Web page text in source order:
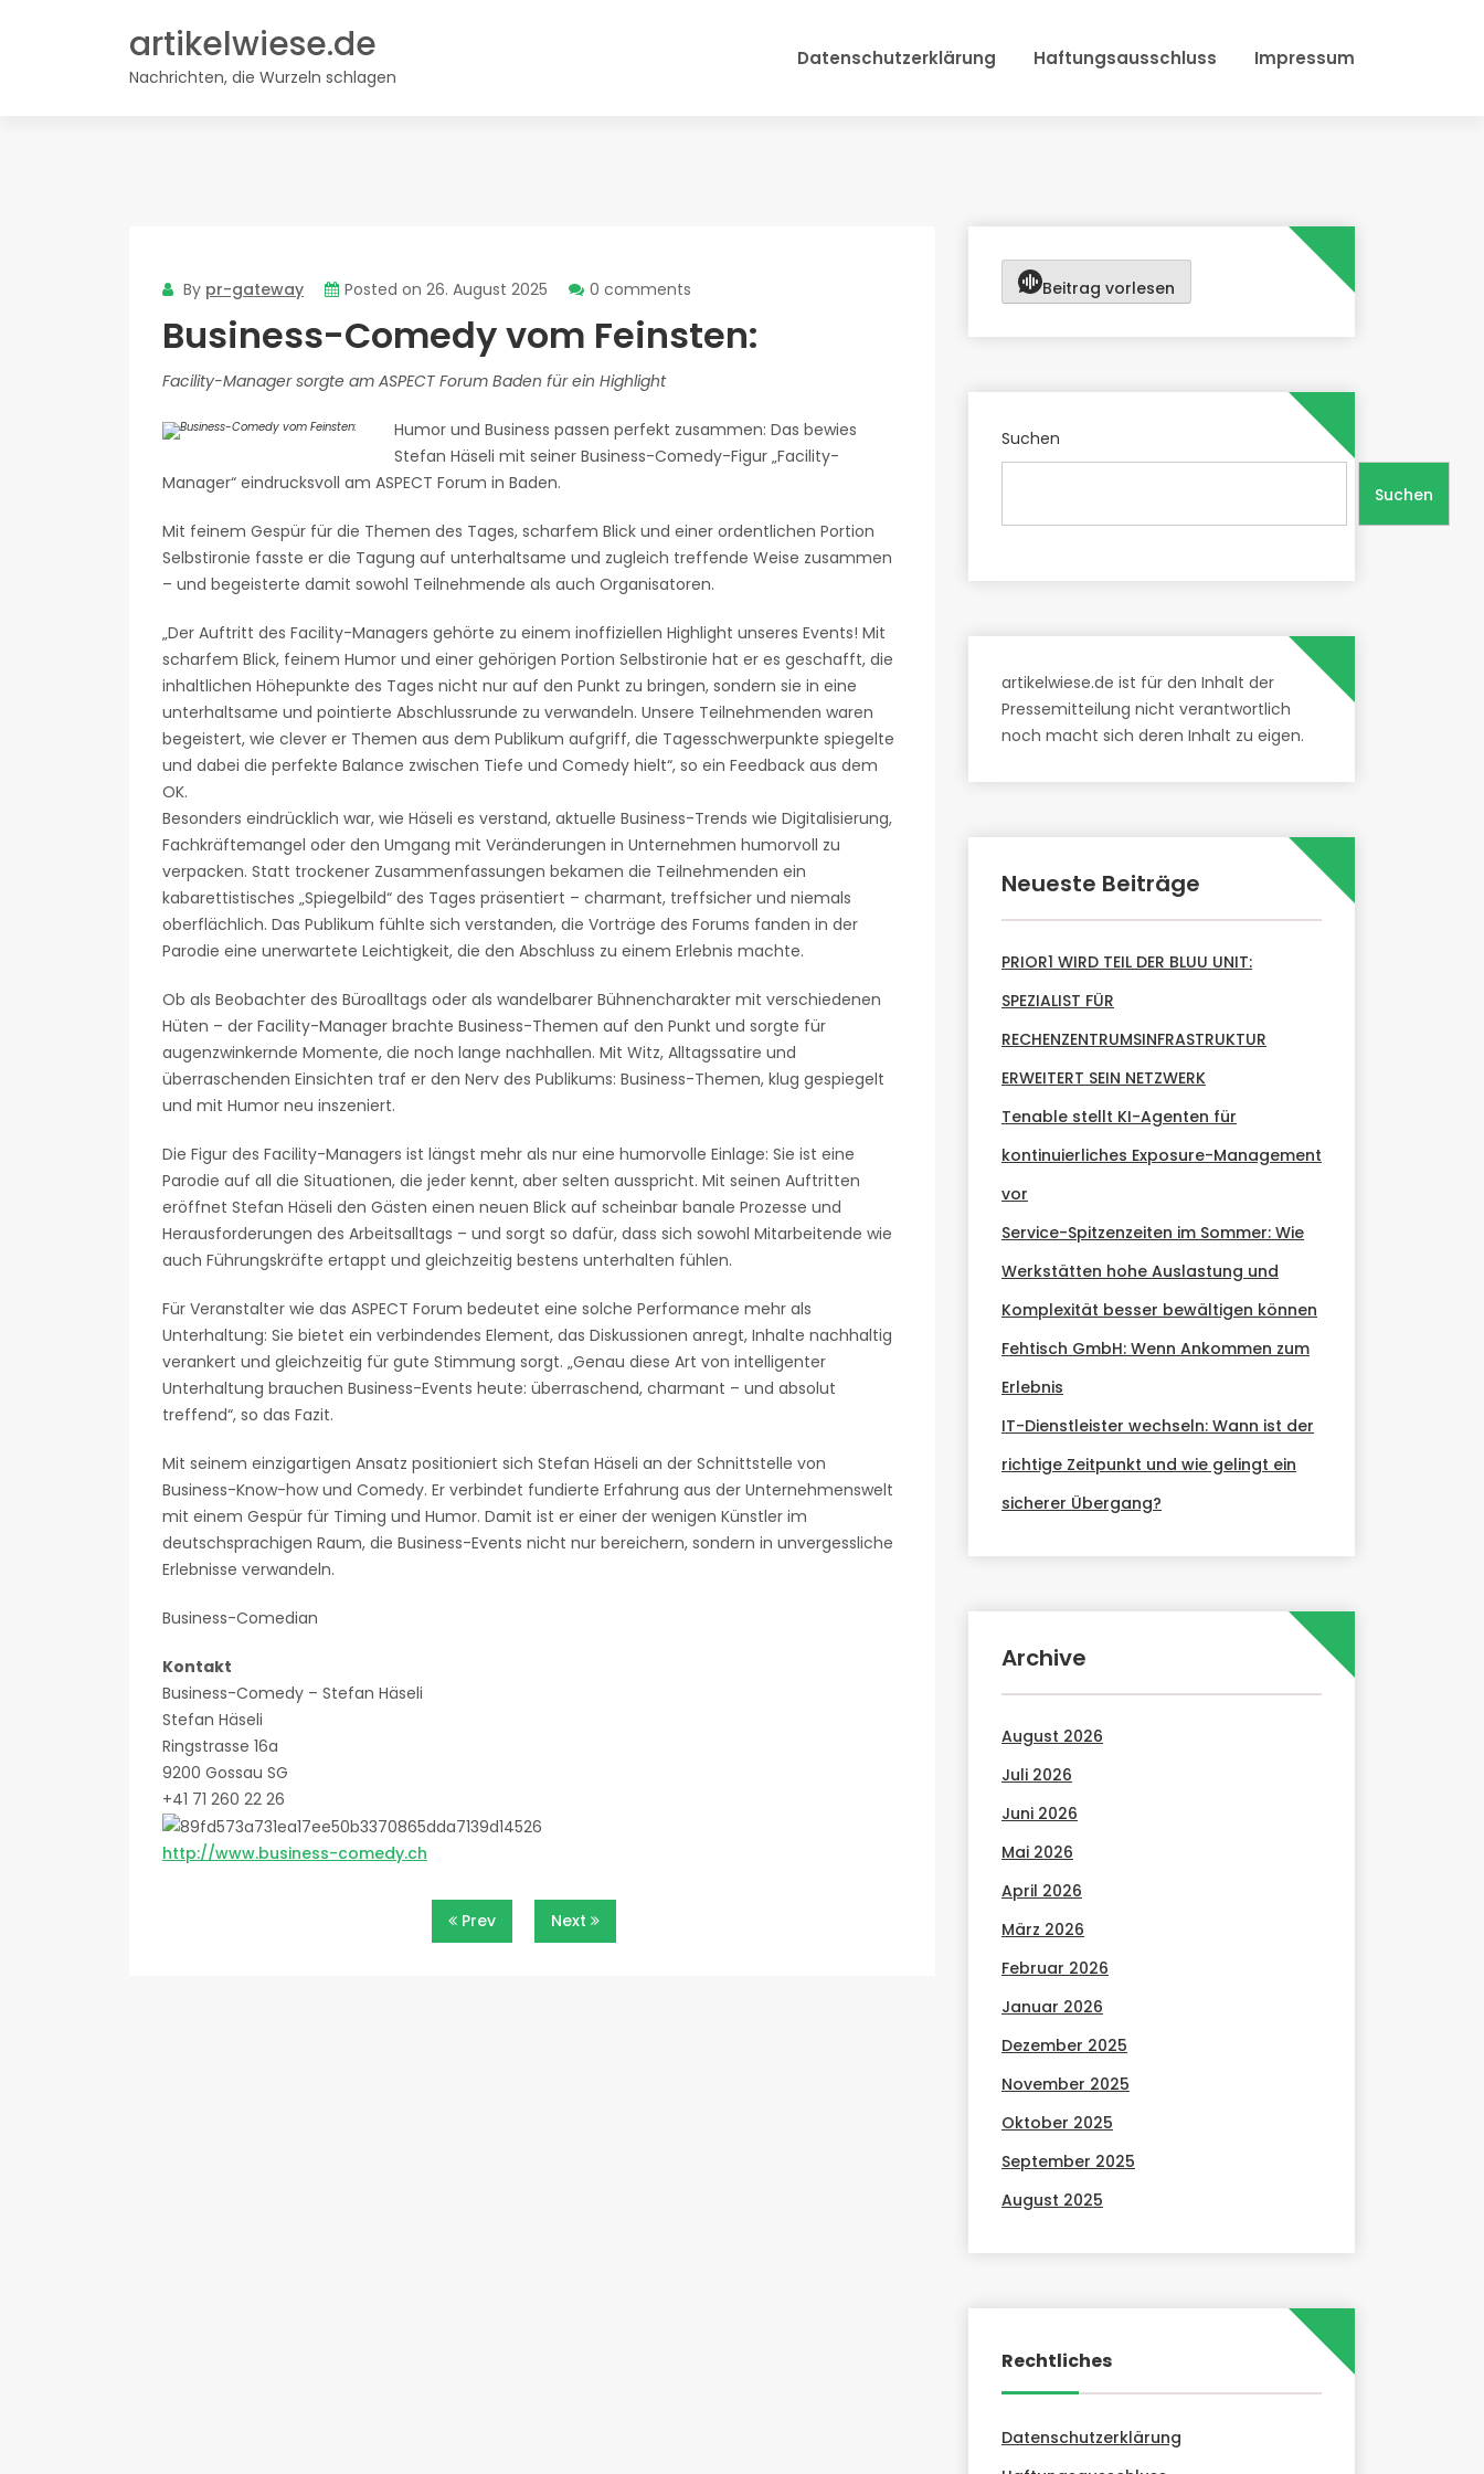
artikelwiese.de
Nachrichten, die Wurzeln schlagen
Datenschutzerklärung Haftungsausschluss Impressum
By pr-gateway Posted on 26. August 2025 0 comments
Business-Comedy vom Feinsten:
Facility-Manager sorgte am ASPECT Forum Baden für ein Highlight
Humor und Business passen perfekt zusammen: Das bewies
Stefan Häseli mit seiner Business-Comedy-Figur „Facility-
Manager“ eindrucksvoll am ASPECT Forum in Baden.
Mit feinem Gespür für die Themen des Tages, scharfem Blick und einer ordentlichen Portion
Selbstironie fasste er die Tagung auf unterhaltsame und zugleich treffende Weise zusammen
– und begeisterte damit sowohl Teilnehmende als auch Organisatoren.
„Der Auftritt des Facility-Managers gehörte zu einem inoffiziellen Highlight unseres Events! Mit
scharfem Blick, feinem Humor und einer gehörigen Portion Selbstironie hat er es geschafft, die
inhaltlichen Höhepunkte des Tages nicht nur auf den Punkt zu bringen, sondern sie in eine
unterhaltsame und pointierte Abschlussrunde zu verwandeln. Unsere Teilnehmenden waren
begeistert, wie clever er Themen aus dem Publikum aufgriff, die Tagesschwerpunkte spiegelte
und dabei die perfekte Balance zwischen Tiefe und Comedy hielt“, so ein Feedback aus dem
OK.
Besonders eindrücklich war, wie Häseli es verstand, aktuelle Business-Trends wie Digitalisierung,
Fachkräftemangel oder den Umgang mit Veränderungen in Unternehmen humorvoll zu
verpacken. Statt trockener Zusammenfassungen bekamen die Teilnehmenden ein
kabarettistisches „Spiegelbild“ des Tages präsentiert – charmant, treffsicher und niemals
oberflächlich. Das Publikum fühlte sich verstanden, die Vorträge des Forums fanden in der
Parodie eine unerwartete Leichtigkeit, die den Abschluss zu einem Erlebnis machte.
Ob als Beobachter des Büroalltags oder als wandelbarer Bühnencharakter mit verschiedenen
Hüten – der Facility-Manager brachte Business-Themen auf den Punkt und sorgte für
augenzwinkernde Momente, die noch lange nachhallen. Mit Witz, Alltagssatire und
überraschenden Einsichten traf er den Nerv des Publikums: Business-Themen, klug gespiegelt
und mit Humor neu inszeniert.
Die Figur des Facility-Managers ist längst mehr als nur eine humorvolle Einlage: Sie ist eine
Parodie auf all die Situationen, die jeder kennt, aber selten ausspricht. Mit seinen Auftritten
eröffnet Stefan Häseli den Gästen einen neuen Blick auf scheinbar banale Prozesse und
Herausforderungen des Arbeitsalltags – und sorgt so dafür, dass sich sowohl Mitarbeitende wie
auch Führungskräfte ertappt und gleichzeitig bestens unterhalten fühlen.
Für Veranstalter wie das ASPECT Forum bedeutet eine solche Performance mehr als
Unterhaltung: Sie bietet ein verbindendes Element, das Diskussionen anregt, Inhalte nachhaltig
verankert und gleichzeitig für gute Stimmung sorgt. „Genau diese Art von intelligenter
Unterhaltung brauchen Business-Events heute: überraschend, charmant – und absolut
treffend“, so das Fazit.
Mit seinem einzigartigen Ansatz positioniert sich Stefan Häseli an der Schnittstelle von
Business-Know-how und Comedy. Er verbindet fundierte Erfahrung aus der Unternehmenswelt
mit einem Gespür für Timing und Humor. Damit ist er einer der wenigen Künstler im
deutschsprachigen Raum, die Business-Events nicht nur bereichern, sondern in unvergessliche
Erlebnisse verwandeln.
Business-Comedian
Kontakt
Business-Comedy – Stefan Häseli
Stefan Häseli
Ringstrasse 16a
9200 Gossau SG
+41 71 260 22 26
http://www.business-comedy.ch
Beitragsnavigation
Prev Next
Beitrag vorlesen
Suchen
Suchen
artikelwiese.de ist für den Inhalt der
Pressemitteilung nicht verantwortlich
noch macht sich deren Inhalt zu eigen.
Neueste Beiträge
PRIOR1 WIRD TEIL DER BLUU UNIT:
SPEZIALIST FÜR
RECHENZENTRUMSINFRASTRUKTUR
ERWEITERT SEIN NETZWERK
Tenable stellt KI-Agenten für
kontinuierliches Exposure-Management
vor
Service-Spitzenzeiten im Sommer: Wie
Werkstätten hohe Auslastung und
Komplexität besser bewältigen können
Fehtisch GmbH: Wenn Ankommen zum
Erlebnis
IT-Dienstleister wechseln: Wann ist der
richtige Zeitpunkt und wie gelingt ein
sicherer Übergang?
Archive
August 2026
Juli 2026
Juni 2026
Mai 2026
April 2026
März 2026
Februar 2026
Januar 2026
Dezember 2025
November 2025
Oktober 2025
September 2025
August 2025
Rechtliches
Datenschutzerklärung